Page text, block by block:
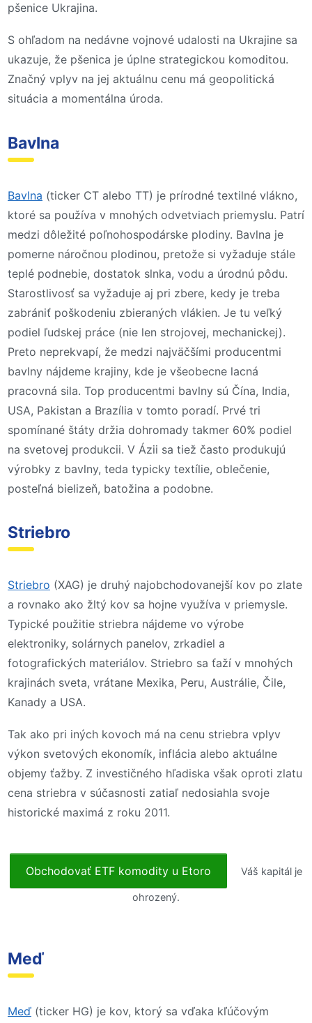
pšenice Ukrajina.
S ohľadom na nedávne vojnové udalosti na Ukrajine sa
ukazuje, že pšenica je úplne strategickou komoditou.
Značný vplyv na jej aktuálnu cenu má geopolitická
situácia a momentálna úroda.
Bavlna
Bavlna (ticker CT alebo TT) je prírodné textilné vlákno,
ktoré sa používa v mnohých odvetviach priemyslu. Patrí
medzi dôležité poľnohospodárske plodiny. Bavlna je
pomerne náročnou plodinou, pretože si vyžaduje stále
teplé podnebie, dostatok slnka, vodu a úrodnú pôdu.
Starostlivosť sa vyžaduje aj pri zbere, kedy je treba
zabrániť poškodeniu zbieraných vlákien. Je tu veľký
podiel ľudskej práce (nie len strojovej, mechanickej).
Preto neprekvapí, že medzi najväčšími producentmi
bavlny nájdeme krajiny, kde je všeobecne lacná
pracovná sila. Top producentmi bavlny sú Čína, India,
USA, Pakistan a Brazília v tomto poradí. Prvé tri
spomínané štáty držia dohromady takmer 60% podiel
na svetovej produkcii. V Ázii sa tiež často produkujú
výrobky z bavlny, teda typicky textílie, oblečenie,
posteľná bielizeň, batožina a podobne.
Striebro
Striebro (XAG) je druhý najobchodovanejší kov po zlate
a rovnako ako žltý kov sa hojne využíva v priemysle.
Typické použitie striebra nájdeme vo výrobe
elektroniky, solárnych panelov, zrkadiel a
fotografických materiálov. Striebro sa ťaží v mnohých
krajinách sveta, vrátane Mexika, Peru, Austrálie, Čile,
Kanady a USA.
Tak ako pri iných kovoch má na cenu striebra vplyv
výkon svetových ekonomík, inflácia alebo aktuálne
objemy ťažby. Z investičného hľadiska však oproti zlatu
cena striebra v súčasnosti zatiaľ nedosiahla svoje
historické maximá z roku 2011.
Obchodovať ETF komodity u Etoro Váš kapitál je
ohrozený.
Meď
Meď (ticker HG) je kov, ktorý sa vďaka kľúčovým